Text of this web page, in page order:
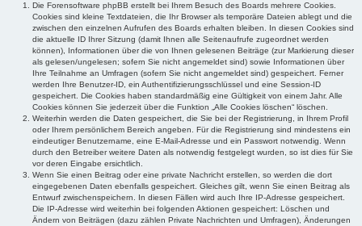
Die Forensoftware phpBB erstellt bei Ihrem Besuch des Boards mehrere Cookies.
Cookies sind kleine Textdateien, die Ihr Browser als temporäre Dateien ablegt und die
zwischen den einzelnen Aufrufen des Boards erhalten bleiben. In diesen Cookies sind
die aktuelle ID Ihrer Sitzung (damit Ihnen alle Seitenaufrufe zugeordnet werden
können), Informationen über die von Ihnen gelesenen Beiträge (zur Markierung dieser
als gelesen/ungelesen; sofern Sie nicht angemeldet sind) sowie Informationen über
Ihre Teilnahme an Umfragen (sofern Sie nicht angemeldet sind) gespeichert. Ferner
werden Ihre Benutzer-ID, ein Authentifizierungsschlüssel und eine Session-ID
gespeichert. Die Cookies haben standardmäßig eine Gültigkeit von einem Jahr. Alle
Cookies können Sie jederzeit über die Funktion „Alle Cookies löschen“ löschen.
Weiterhin werden die Daten gespeichert, die Sie bei der Registrierung, in Ihrem Profil
oder Ihrem persönlichem Bereich angeben. Für die Registrierung sind mindestens ein
eindeutiger Benutzername, eine E-Mail-Adresse und ein Passwort notwendig. Wenn
durch den Betreiber weitere Daten als notwendig festgelegt wurden, so ist dies für Sie
vor deren Eingabe ersichtlich.
Wenn Sie einen Beitrag oder eine private Nachricht erstellen, so werden die dort
eingegebenen Daten ebenfalls gespeichert. Gleiches gilt, wenn Sie einen Beitrag als
Entwurf zwischenspeichern. In diesen Fällen wird auch Ihre IP-Adresse gespeichert.
Die IP-Adresse wird weiterhin bei folgenden Aktionen gespeichert: Löschen und
Ändern von Beiträgen (dazu zählen Private Nachrichten und Umfragen), Änderungen